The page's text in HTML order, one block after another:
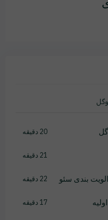
20 دقیقه
21 دقیقه
بندی سئو 22 دقیقه
17 دقیقه